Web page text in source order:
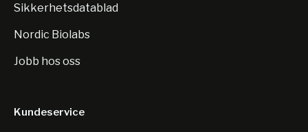
Sikkerhetsdatablad
Nordic Biolabs
Jobb hos oss
Kundeservice